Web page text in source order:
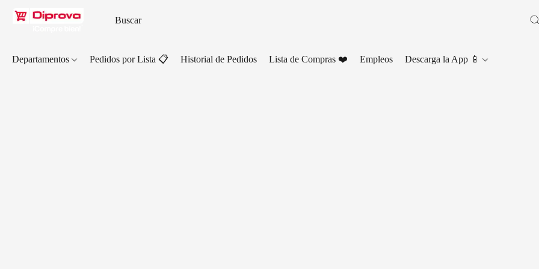
Departamentos Pedidos por Lista 📋 Historial de Pedidos Lista de Compras ❤️ Empleos Descarga la App 📱